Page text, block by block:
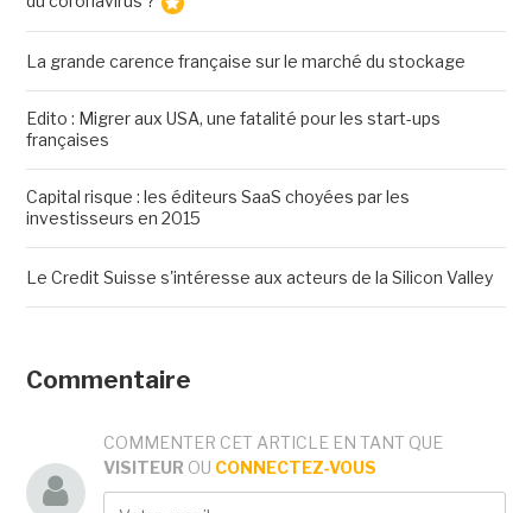
La grande carence française sur le marché du stockage
Edito : Migrer aux USA, une fatalité pour les start-ups
françaises
Capital risque : les éditeurs SaaS choyées par les
investisseurs en 2015
Le Credit Suisse s'intéresse aux acteurs de la Silicon Valley
Commentaire
COMMENTER CET ARTICLE EN TANT QUE
VISITEUR OU CONNECTEZ-VOUS